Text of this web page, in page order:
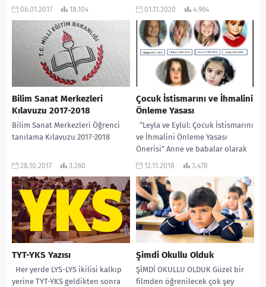
danışmanlar için danışma
kat etmek...
06.01.2017 18.104
olduğu zihinsel bir durumdur.
01.11.2020 4.964
Bilim Sanat Merkezleri
Kılavuzu 2017-2018
Bilim Sanat Merkezleri Öğrenci
tanılama Kılavuzu 2017-2018
28.10.2017 3.260
Çocuk İstismarını ve İhmalini
Önleme Yasası
“Leyla ve Eylül: Çocuk İstismarını
ve İhmalini Önleme Yasası
Önerisi” Anne ve babalar olarak
her sabah kalkıp çocuklarımızı
12.11.2018 3.478
TYT-YKS Yazısı
Her yerde LYS-LYS ikilisi kalkıp
yerine TYT-YKS geldikten sonra
Şimdi Okullu Olduk
ŞİMDİ OKULLU OLDUK Güzel bir
filmden öğrenilecek çok şey